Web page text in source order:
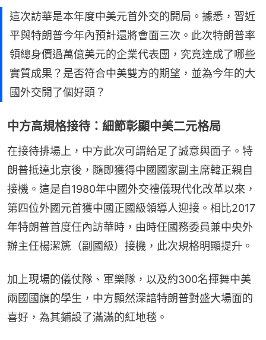
這次訪華是本年度中美元首外交的開局。據悉，習近
平與特朗普今年內預計還將會面三次。此次特朗普率
領總身價過萬億美元的企業代表團，究竟達成了哪些
實質成果？是否符合中美雙方的期望，並為今年的大
國外交開了個好頭？
中方高規格接待：細節彰顯中美二元格局
在接待排場上，中方此次可謂給足了誠意與面子。特
朗普抵達北京後，隨即獲得中國國家副主席韓正親自
接機。這是自1980年中國外交禮儀現代化改革以來，
第四位外國元首獲中國正國級領導人迎接。相比2017
年特朗普首度任內訪華時，由時任國務委員兼中央外
辦主任楊潔篪（副國級）接機，此次規格明顯提升。
加上現場的儀仗隊、軍樂隊，以及約300名揮舞中美
兩國國旗的學生，中方顯然深諳特朗普對盛大場面的
喜好，為其鋪設了滿滿的紅地毯。